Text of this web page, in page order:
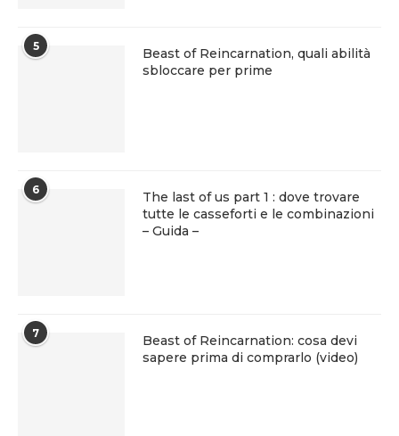
5
Beast of Reincarnation, quali abilità
sbloccare per prime
6
The last of us part 1 : dove trovare
tutte le casseforti e le combinazioni
– Guida –
7
Beast of Reincarnation: cosa devi
sapere prima di comprarlo (video)